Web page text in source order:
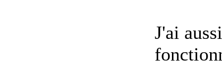
J'ai